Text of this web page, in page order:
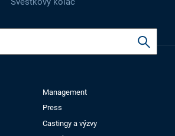
Management
Press
Castingy a výzvy